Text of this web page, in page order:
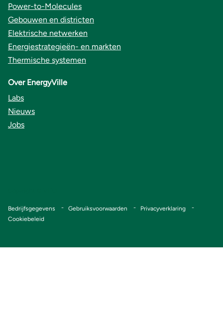
Power-to-Molecules
Gebouwen en districten
Elektrische netwerken
Energiestrategieën- en markten
Thermische systemen
Over EnergyVille
Labs
Nieuws
Jobs
Voet
Bedrijfsgegevens Gebruiksvoorwaarden
Privacyverklaring
Cookiebeleid